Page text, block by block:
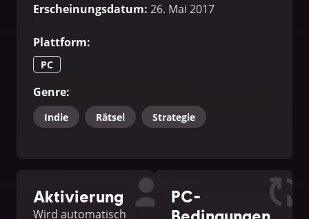
eines Turms erklimmen und streng gehütete
Erscheinungsdatum: 26. Mai 2017
Plattform:
PC
Genre:
Indie Rätsel Strategie
Aktivierung
Wird automatisch
PC-